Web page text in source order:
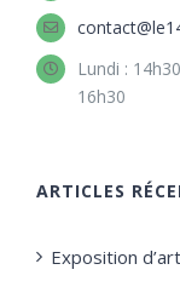
Lundi :
16h30
ARTICLES
Exposition